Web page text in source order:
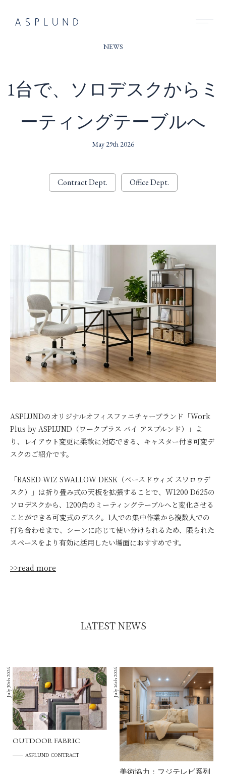
BUSINESS
COMPANY
RECRUIT
NEWS
NEWS
1台で、ソロデスクからミ
ーティングテーブルへ
May 29th 2026
Contract Dept. Office Dept.
ASPLUNDのオリジナルオフィスファニチャーブランド「Work
Plus by ASPLUND（ワークプラス バイ アスプルンド）」よ
り、レイアウト変更に柔軟に対応できる、キャスター付き可変デ
スクのご紹介です。
「BASED-WIZ SWALLOW DESK（ベースドウィズ スワロウデ
スク）」は折り畳み式の天板を拡張することで、W1200 D625の
ソロデスクから、1200角のミーティングテーブルへと変化させる
ことができる可変式のデスク。1人での集中作業から複数人での
打ち合わせまで、シーンに応じて使い分けられるため、限られた
スペースをより有効に活用したい場面におすすめです。
>>read more
LATEST NEWS
July 30th 2026
OUTDOOR FABRIC
ASPLUND CONTRACT
July 16th 2026
美術協力：フジテレビ系列